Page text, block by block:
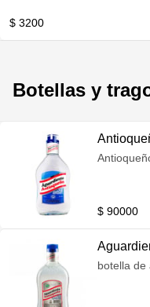
$ 3200
Botellas y
$ 90000
botella de